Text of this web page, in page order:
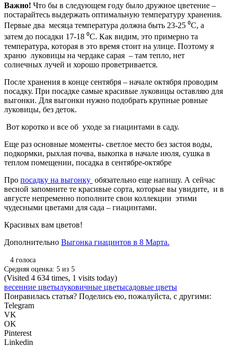
Важно! Что бы в следующем году было дружное цветение –
постарайтесь выдержать оптимальную температуру хранения.
Первые два месяца температура должна быть 23-25 ⁰С, а
затем до посадки 17-18 ⁰С. Как видим, это примерно та
температура, которая в это время стоит на улице. Поэтому я
храню луковицы на чердаке сарая – там тепло, нет
солнечных лучей и хорошо проветривается.
После хранения в конце сентября – начале октября проводим
посадку. При посадке самые красивые луковицы оставляю для
выгонки. Для выгонки нужно подобрать крупные ровные
луковицы, без деток.
Вот коротко и все об уходе за гиацинтами в саду.
Еще раз основные моменты- светлое место без застоя воды,
подкормки, рыхлая почва, выкопка в начале июля, сушка в
теплом помещении, посадка в сентябре-октябре
Про посадку на выгонку обязательно еще напишу. А сейчас
весной запомните те красивые сорта, которые вы увидите, и в
августе непременно пополните свои коллекции этими
чудесными цветами для сада – гиацинтами.
Красивых вам цветов!
Дополнительно Выгонка гиацинтов в 8 Марта.
4 голоса
Средняя оценка: 5 из 5
(Visited 4 634 times, 1 visits today)
весенние цветылуковичные цветысадовые цветы
Понравилась статья? Поделись ею, пожалуйста, с другими:
Telegram
VK
OK
Pinterest
Linkedin